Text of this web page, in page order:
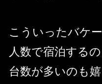
こういったバケ
人数で宿泊する
台数が多いのも